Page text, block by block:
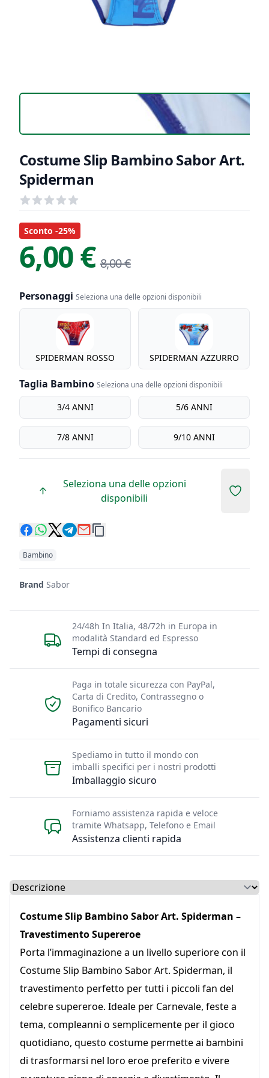
Costume Slip Bambino Sabor Art.
Spiderman
Recensioni
out of 5 stars
Informazioni Prodotto
Descrizione riassuntiva
Sconto -25%
6,00 € 8,00 €
Personaggi Seleziona una delle opzioni disponibili
Personaggi
SPIDERMAN ROSSO SPIDERMAN AZZURRO
Taglia Bambino Seleziona una delle opzioni disponibili
Taglia bambino
3/4 ANNI 5/6 ANNI
7/8 ANNI 9/10 ANNI
Seleziona una delle opzioni
disponibili
Add to
Bambino
Brand Sabor
Tempi di consegna
24/48h In Italia, 48/72h in Europa in
modalità Standard ed Espresso
Pagamenti sicuri
Paga in totale sicurezza con PayPal,
Carta di Credito, Contrassegno o
Bonifico Bancario
Imballaggio sicuro
Spediamo in tutto il mondo con
imballi specifici per i nostri prodotti
Assistenza clienti rapida
Forniamo assistenza rapida e veloce
tramite Whatsapp, Telefono e Email
Select a tab
Costume Slip Bambino Sabor Art. Spiderman –
Travestimento Supereroe
Porta l’immaginazione a un livello superiore con il
Costume Slip Bambino Sabor Art. Spiderman, il
travestimento perfetto per tutti i piccoli fan del
celebre supereroe. Ideale per Carnevale, feste a
tema, compleanni o semplicemente per il gioco
quotidiano, questo costume permette ai bambini
di trasformarsi nel loro eroe preferito e vivere